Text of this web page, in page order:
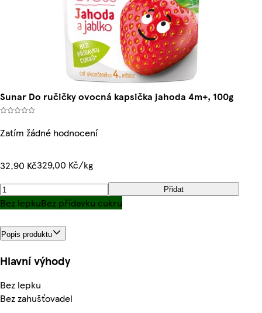
Sunar Do ručičky ovocná kapsička jahoda 4m+, 100g
Zatím žádné hodnocení
32,90 Kč329,00 Kč/kg
Přidat
Bez lepkuBez přídavku cukru
Popis produktu
Hlavní výhody
Bez lepku
Bez zahušťovadel